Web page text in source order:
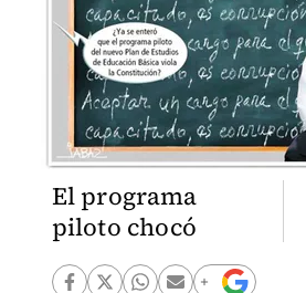
El programa
piloto chocó